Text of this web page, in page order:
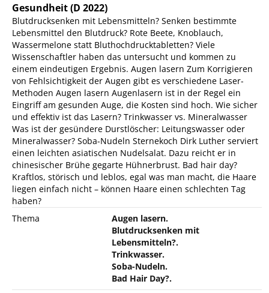
Gesundheit(D 2022)
Blutdrucksenken mit Lebensmitteln? Senken bestimmte
Lebensmittel den Blutdruck? Rote Beete, Knoblauch,
Wassermelone statt Bluthochdrucktabletten? Viele
Wissenschaftler haben das untersucht und kommen zu
einem eindeutigen Ergebnis. Augen lasern Zum Korrigieren
von Fehlsichtigkeit der Augen gibt es verschiedene Laser-
Methoden Augen lasern Augenlasern ist in der Regel ein
Eingriff am gesunden Auge, die Kosten sind hoch. Wie sicher
und effektiv ist das Lasern? Trinkwasser vs. Mineralwasser
Was ist der gesündere Durstlöscher: Leitungswasser oder
Mineralwasser? Soba-Nudeln Sternekoch Dirk Luther serviert
einen leichten asiatischen Nudelsalat. Dazu reicht er in
chinesischer Brühe gegarte Hühnerbrust. Bad hair day?
Kraftlos, störisch und leblos, egal was man macht, die Haare
liegen einfach nicht – können Haare einen schlechten Tag
haben?
Thema
Augen lasern.
Blutdrucksenken mit
Lebensmitteln?.
Trinkwasser.
Soba-Nudeln.
Bad Hair Day?.